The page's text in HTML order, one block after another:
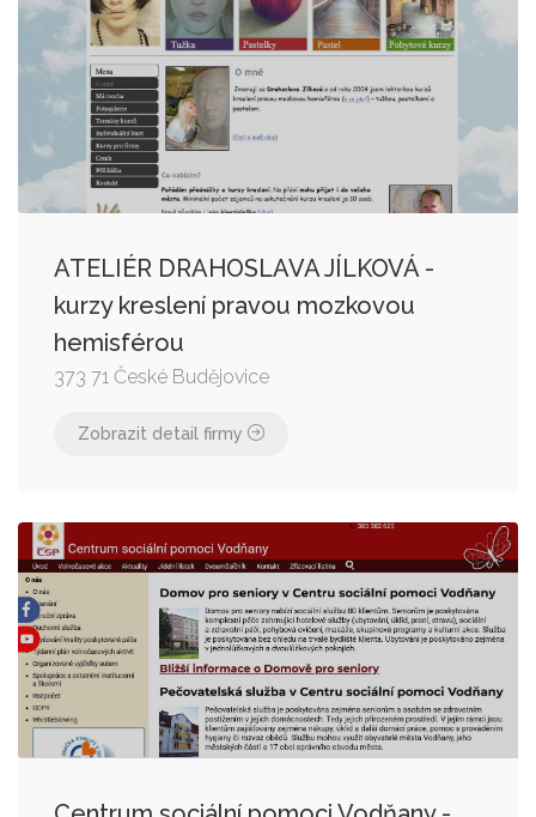
ATELIÉR DRAHOSLAVA JÍLKOVÁ -
kurzy kreslení pravou mozkovou
hemisférou
373 71 České Budějovice
Zobrazit detail firmy